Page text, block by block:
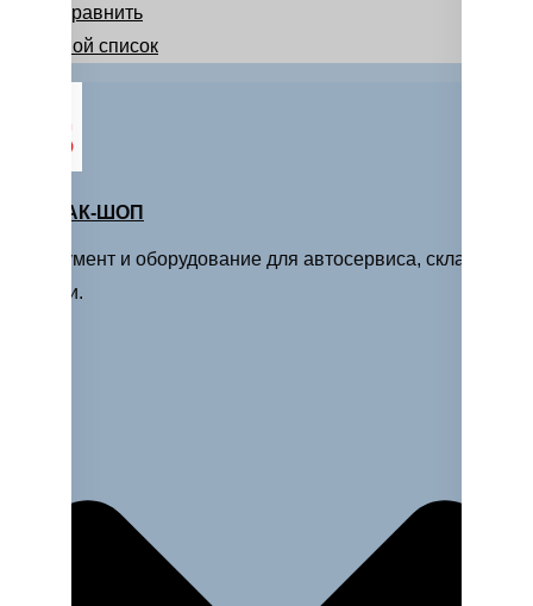
Сравнить
Мой список
МАСТАК-ШОП
Инструмент и оборудование для автосервиса, склада и
стройки.